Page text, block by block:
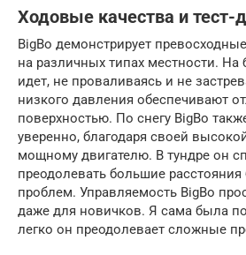
Ходовые качества и тест-
BigBo демонстрирует
на различных типах местности. На
идет, не проваливаясь и не
низкого давления обеспечивают
поверхностью. По снегу BigBo
уверенно, благодаря своей
мощному двигателю. В тундре он
преодолевать большие расстояния
проблем. Управляемость BigBo
даже для новичков. Я сама была
легко он преодолевает сложные